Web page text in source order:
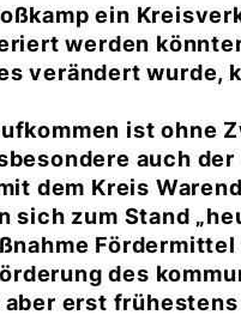
ein
werden
verändert wurde,
ist ohne
auch
dem Kreis
zum Stand
Fördermittel
des
erst frühestens